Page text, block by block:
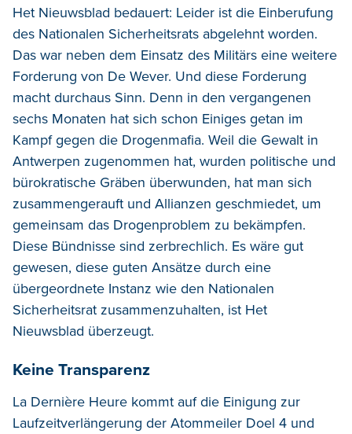
Het Nieuwsblad bedauert: Leider ist die Einberufung
des Nationalen Sicherheitsrats abgelehnt worden.
Das war neben dem Einsatz des Militärs eine weitere
Forderung von De Wever. Und diese Forderung
macht durchaus Sinn. Denn in den vergangenen
sechs Monaten hat sich schon Einiges getan im
Kampf gegen die Drogenmafia. Weil die Gewalt in
Antwerpen zugenommen hat, wurden politische und
bürokratische Gräben überwunden, hat man sich
zusammengerauft und Allianzen geschmiedet, um
gemeinsam das Drogenproblem zu bekämpfen.
Diese Bündnisse sind zerbrechlich. Es wäre gut
gewesen, diese guten Ansätze durch eine
übergeordnete Instanz wie den Nationalen
Sicherheitsrat zusammenzuhalten, ist Het
Nieuwsblad überzeugt.
Keine Transparenz
La Dernière Heure kommt auf die Einigung zur
Laufzeitverlängerung der Atommeiler Doel 4 und